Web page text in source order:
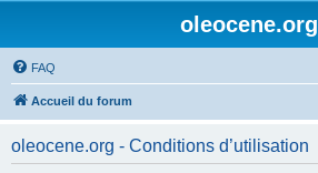
oleocene.org
FAQ
Accueil du forum
oleocene.org - Conditions d’utilisation